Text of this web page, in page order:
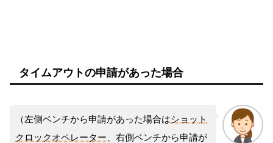
タイムアウトの申請があった場合
（左側ベンチから申請があった場合はショット
クロックオペレーター 、右側ベンチから申請が